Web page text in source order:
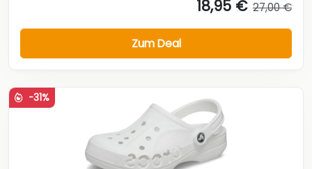
18,95 € 27,00 €
Zum Deal
-31%